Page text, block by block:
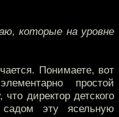
которые на уровне
Понимаете, вот
простой
директор детского
эту ясельную